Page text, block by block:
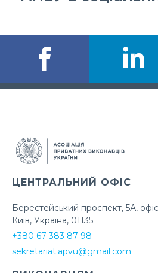
ЦЕНТРАЛЬНИЙ ОФІС
Берестейський проспект, 5А,
Київ, Україна, 01135
+380 67 383 87 98
sekretariat.apvu@gmail.com